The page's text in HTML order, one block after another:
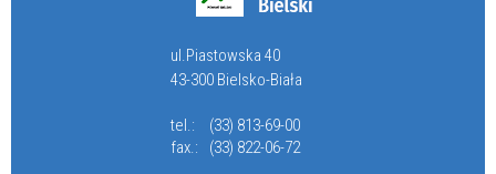
ul.Piastowska 40
43-300 Bielsko-Biała
tel.:
(33) 813-69-00
fax.:
(33) 822-06-72